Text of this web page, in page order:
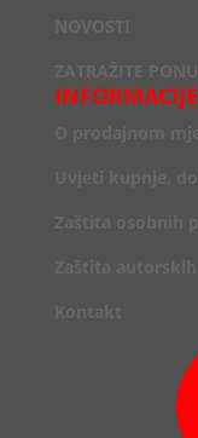
INFORMACIJE